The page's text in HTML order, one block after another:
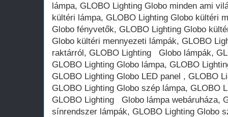
lámpa, GLOBO Lighting Globo minden ami
kültéri lámpa, GLOBO Lighting Globo kültéri
Globo fényvetők, GLOBO Lighting Globo
Globo kültéri mennyezeti lámpák, GLOBO
raktárról, GLOBO Lighting Globo lámpák,
GLOBO Lighting Globo lámpa, GLOBO
GLOBO Lighting Globo LED panel , GLOBO
GLOBO Lighting Globo szép lámpa, GLOBO
GLOBO Lighting Globo lámpa webáruháza,
sínrendszer lámpák, GLOBO Lighting Globo